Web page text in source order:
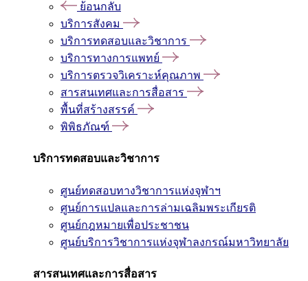
ย้อนกลับ
บริการสังคม
บริการทดสอบและวิชาการ
บริการทางการแพทย์
บริการตรวจวิเคราะห์คุณภาพ
สารสนเทศและการสื่อสาร
พื้นที่สร้างสรรค์
พิพิธภัณฑ์
บริการทดสอบและวิชาการ
ศูนย์ทดสอบทางวิชาการแห่งจุฬาฯ
ศูนย์การแปลและการล่ามเฉลิมพระเกียรติ
ศูนย์กฎหมายเพื่อประชาชน
ศูนย์บริการวิชาการแห่งจุฬาลงกรณ์มหาวิทยาลัย
สารสนเทศและการสื่อสาร